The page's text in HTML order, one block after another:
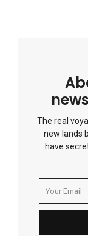
The real
new lands
have